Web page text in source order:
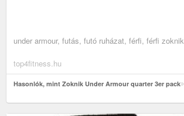
under armour, futás, futó ruházat, férfi, férfi zoknik
top4fitness.hu
Hasonlók, mint Zoknik Under Armour quarter 3er pack